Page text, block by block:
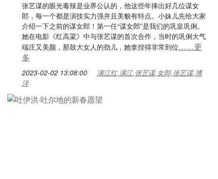
张艺谋的眼光毒辣是业界公认的，他这些年捧出好几位谋女
郎，每一个都是演技实力强并且美貌有特点。小妹儿先给大家
介绍一下之前的谋女郎！第一任“谋女郎”是我们的巩皇巩俐。
她在电影《红高粱》中与张艺谋的首次合作，当时的巩俐大气
端庄又美颜，那鼓大女人的劲儿，她拿捏得非常到位……更
多
2023-02-02 13:08:00
满江红,满江,张艺谋,女郎,张艺谋,博
洋